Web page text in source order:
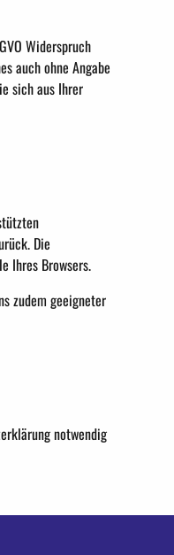
Widerspruch
auch ohne Angabe
sich aus Ihrer
Die
Ihres Browsers.
zudem geeigneter
notwendig